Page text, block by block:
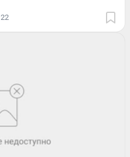
22